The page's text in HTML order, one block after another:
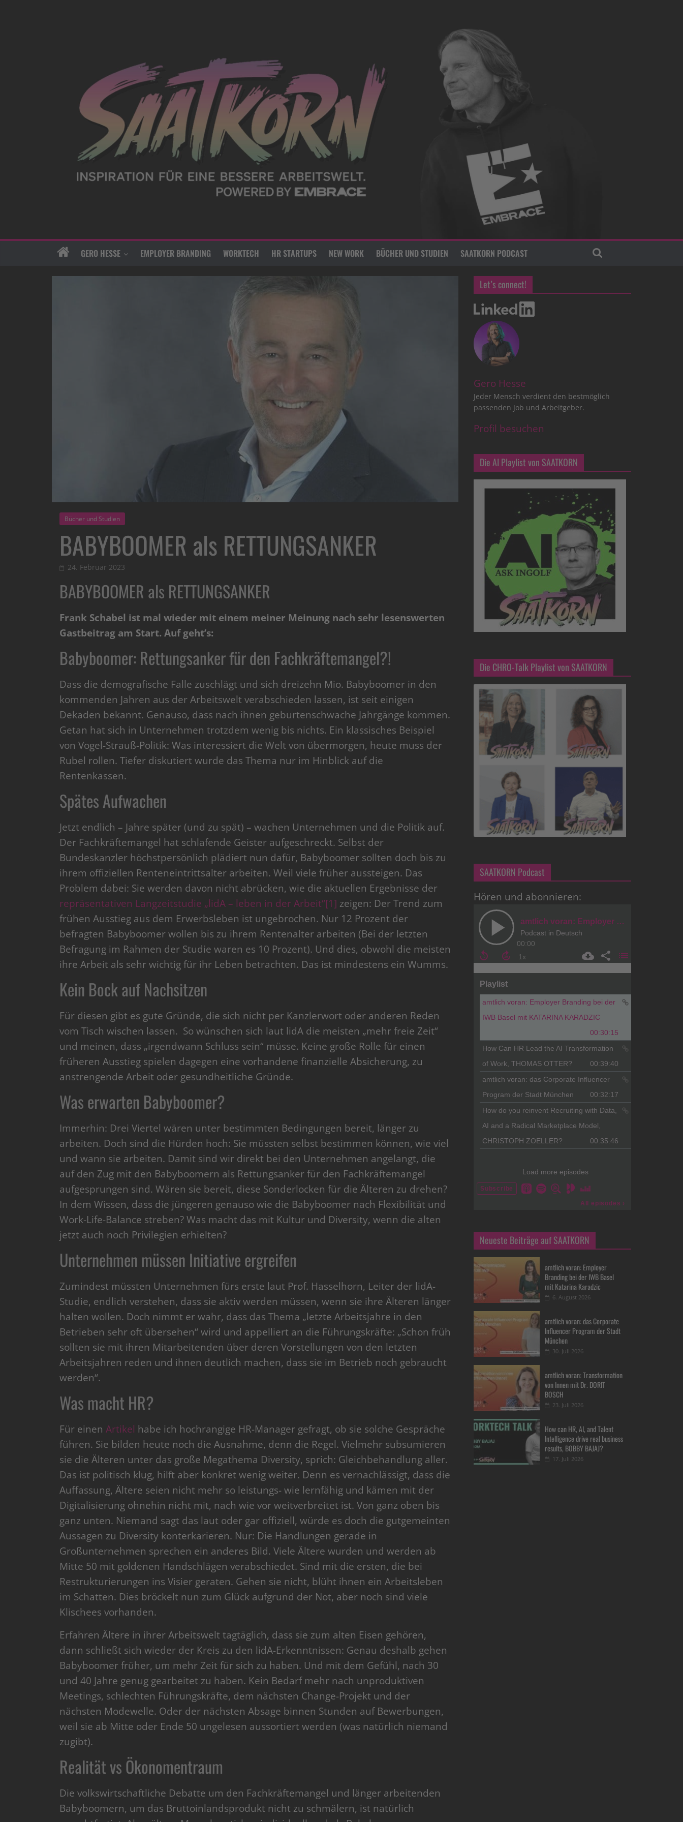
GERO HESSE EMPLOYER BRANDING WORKTECH HR STARTUPS NEW WORK BÜCHER UND STUDIEN SAATKORN PODCAST
Bücher und Studien
BABYBOOMER als RETTUNGSANKER
24. Februar 2023
BABYBOOMER als RETTUNGSANKER
Frank Schabel ist mal wieder mit einem meiner Meinung nach sehr lesenswerten
Gastbeitrag am Start. Auf geht’s:
Babyboomer: Rettungsanker für den Fachkräftemangel?!
Dass die demografische Falle zuschlägt und sich dreizehn Mio. Babyboomer in den
kommenden Jahren aus der Arbeitswelt verabschieden lassen, ist seit einigen
Dekaden bekannt. Genauso, dass nach ihnen geburtenschwache Jahrgänge kommen.
Getan hat sich in Unternehmen trotzdem wenig bis nichts. Ein klassisches Beispiel
von Vogel-Strauß-Politik: Was interessiert die Welt von übermorgen, heute muss der
Rubel rollen. Tiefer diskutiert wurde das Thema nur im Hinblick auf die
Rentenkassen.
Spätes Aufwachen
Jetzt endlich – Jahre später (und zu spät) – wachen Unternehmen und die Politik auf.
Der Fachkräftemangel hat schlafende Geister aufgeschreckt. Selbst der
Bundeskanzler höchstpersönlich plädiert nun dafür, Babyboomer sollten doch bis zu
ihrem offiziellen Renteneintrittsalter arbeiten. Weil viele früher aussteigen. Das
Problem dabei: Sie werden davon nicht abrücken, wie die aktuellen Ergebnisse der
repräsentativen Langzeitstudie „lidA – leben in der Arbeit“[1] zeigen: Der Trend zum
frühen Ausstieg aus dem Erwerbsleben ist ungebrochen. Nur 12 Prozent der
befragten Babyboomer wollen bis zu ihrem Rentenalter arbeiten (Bei der letzten
Befragung im Rahmen der Studie waren es 10 Prozent). Und dies, obwohl die meisten
ihre Arbeit als sehr wichtig für ihr Leben betrachten. Das ist mindestens ein Wumms.
Kein Bock auf Nachsitzen
Für diesen gibt es gute Gründe, die sich nicht per Kanzlerwort oder anderen Reden
vom Tisch wischen lassen. So wünschen sich laut lidA die meisten „mehr freie Zeit“
und meinen, dass „irgendwann Schluss sein“ müsse. Keine große Rolle für einen
früheren Ausstieg spielen dagegen eine vorhandene finanzielle Absicherung, zu
anstrengende Arbeit oder gesundheitliche Gründe.
Was erwarten Babyboomer?
Immerhin: Drei Viertel wären unter bestimmten Bedingungen bereit, länger zu
arbeiten. Doch sind die Hürden hoch: Sie müssten selbst bestimmen können, wie viel
und wann sie arbeiten. Damit sind wir direkt bei den Unternehmen angelangt, die
auf den Zug mit den Babyboomern als Rettungsanker für den Fachkräftemangel
aufgesprungen sind. Wären sie bereit, diese Sonderlocken für die Älteren zu drehen?
In dem Wissen, dass die jüngeren genauso wie die Babyboomer nach Flexibilität und
Work-Life-Balance streben? Was macht das mit Kultur und Diversity, wenn die alten
jetzt auch noch Privilegien erhielten?
Unternehmen müssen Initiative ergreifen
Zumindest müssten Unternehmen fürs erste laut Prof. Hasselhorn, Leiter der lidA-
Studie, endlich verstehen, dass sie aktiv werden müssen, wenn sie ihre Älteren länger
halten wollen. Doch nimmt er wahr, dass das Thema „letzte Arbeitsjahre in den
Betrieben sehr oft übersehen“ wird und appelliert an die Führungskräfte: „Schon früh
sollten sie mit ihren Mitarbeitenden über deren Vorstellungen von den letzten
Arbeitsjahren reden und ihnen deutlich machen, dass sie im Betrieb noch gebraucht
werden“.
Was macht HR?
Für einen Artikel habe ich hochrangige HR-Manager gefragt, ob sie solche Gespräche
führen. Sie bilden heute noch die Ausnahme, denn die Regel. Vielmehr subsumieren
sie die Älteren unter das große Megathema Diversity, sprich: Gleichbehandlung aller.
Das ist politisch klug, hilft aber konkret wenig weiter. Denn es vernachlässigt, dass die
Auffassung, Ältere seien nicht mehr so leistungs- wie lernfähig und kämen mit der
Digitalisierung ohnehin nicht mit, nach wie vor weitverbreitet ist. Von ganz oben bis
ganz unten. Niemand sagt das laut oder gar offiziell, würde es doch die gutgemeinten
Aussagen zu Diversity konterkarieren. Nur: Die Handlungen gerade in
Großunternehmen sprechen ein anderes Bild. Viele Ältere wurden und werden ab
Mitte 50 mit goldenen Handschlägen verabschiedet. Sind mit die ersten, die bei
Restrukturierungen ins Visier geraten. Gehen sie nicht, blüht ihnen ein Arbeitsleben
im Schatten. Dies bröckelt nun zum Glück aufgrund der Not, aber noch sind viele
Klischees vorhanden.
Erfahren Ältere in ihrer Arbeitswelt tagtäglich, dass sie zum alten Eisen gehören,
dann schließt sich wieder der Kreis zu den lidA-Erkenntnissen: Genau deshalb gehen
Babyboomer früher, um mehr Zeit für sich zu haben. Und mit dem Gefühl, nach 30
und 40 Jahre genug gearbeitet zu haben. Kein Bedarf mehr nach unproduktiven
Meetings, schlechten Führungskräfte, dem nächsten Change-Projekt und der
nächsten Modewelle. Oder der nächsten Absage binnen Stunden auf Bewerbungen,
weil sie ab Mitte oder Ende 50 ungelesen aussortiert werden (was natürlich niemand
zugibt).
Realität vs Ökonomentraum
Die volkswirtschaftliche Debatte um den Fachkräftemangel und länger arbeitenden
Babyboomern, um das Bruttoinlandsprodukt nicht zu schmälern, ist natürlich
Let’s connect!
Gero Hesse
Jeder Mensch verdient den bestmöglich
passenden Job und Arbeitgeber.
Profil besuchen
Die AI Playlist von SAATKORN
Die CHRO-Talk Playlist von SAATKORN
SAATKORN Podcast
Hören und abonnieren:
Neueste Beiträge auf SAATKORN
amtlich voran: Employer
Branding bei der IWB Basel
mit Katarina Karadzic
6. August 2026
amtlich voran: das Corporate
Influencer Program der Stadt
München
30. Juli 2026
amtlich voran: Transformation
von Innen mit Dr. DORIT
BOSCH
23. Juli 2026
How can HR, AI, and Talent
Intelligence drive real business
results, BOBBY BAJAJ?
17. Juli 2026